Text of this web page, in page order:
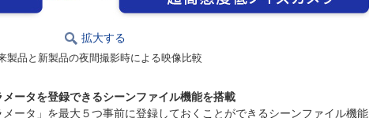
拡大する
製品と新製品の夜間撮影時による映像比較
ータを登録できるシーンファイル機能を搭載
ータ」を最大５つ事前に登録しておくことができるシーンファイル機能